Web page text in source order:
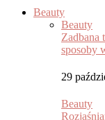
Beauty
Beauty
Zadbana
sposoby
29
Beauty